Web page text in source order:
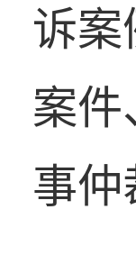
诉
案
事仲